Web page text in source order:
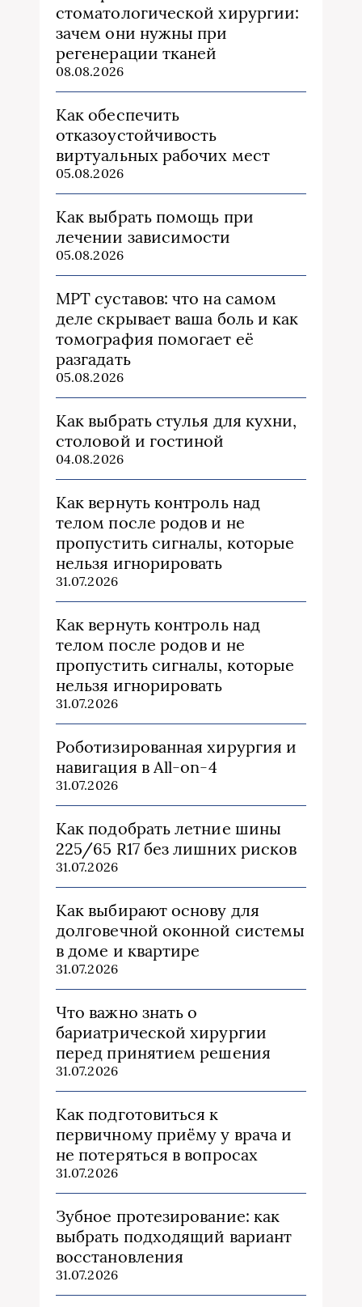
стоматологической хирургии:
зачем они нужны при
регенерации тканей
08.08.2026
Как обеспечить
отказоустойчивость
виртуальных рабочих мест
05.08.2026
Как выбрать помощь при
лечении зависимости
05.08.2026
МРТ суставов: что на самом
деле скрывает ваша боль и как
томография помогает её
разгадать
05.08.2026
Как выбрать стулья для кухни,
столовой и гостиной
04.08.2026
Как вернуть контроль над
телом после родов и не
пропустить сигналы, которые
нельзя игнорировать
31.07.2026
Как вернуть контроль над
телом после родов и не
пропустить сигналы, которые
нельзя игнорировать
31.07.2026
Роботизированная хирургия и
навигация в All-on-4
31.07.2026
Как подобрать летние шины
225/65 R17 без лишних рисков
31.07.2026
Как выбирают основу для
долговечной оконной системы
в доме и квартире
31.07.2026
Что важно знать о
бариатрической хирургии
перед принятием решения
31.07.2026
Как подготовиться к
первичному приёму у врача и
не потеряться в вопросах
31.07.2026
Зубное протезирование: как
выбрать подходящий вариант
восстановления
31.07.2026